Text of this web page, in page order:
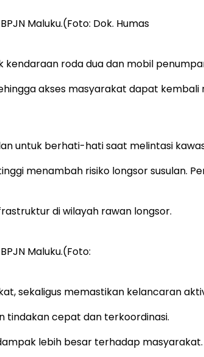
Maluku.(Foto: Dok. Humas
kendaraan roda dua dan mobil
akses masyarakat dapat kembali
untuk berhati-hati saat melintasi
menambah risiko longsor susulan.
di wilayah rawan longsor.
Maluku.(Foto:
sekaligus memastikan kelancaran
tindakan cepat dan terkoordinasi.
lebih besar terhadap